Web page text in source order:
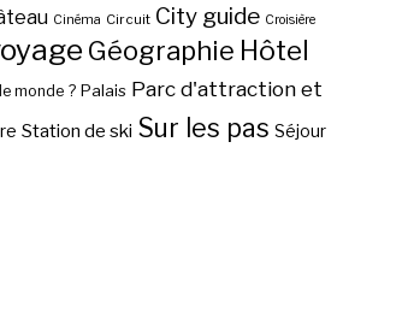
Cinéma Circuit City guide Croisière
Géographie Hôtel
monde ? Palais Parc d'attraction et
Station de ski Sur les pas Séjour